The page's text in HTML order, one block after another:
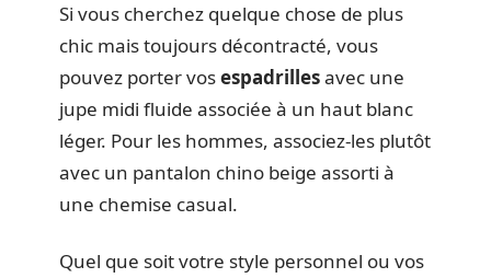
Si vous cherchez quelque chose de plus
chic mais toujours décontracté, vous
pouvez porter vosespadrillesavec une
jupe midi fluide associée à un haut blanc
léger. Pour les hommes, associez-les plutôt
avec un pantalon chino beige assorti à
une chemise casual.
Quel que soit votre style personnel ou vos